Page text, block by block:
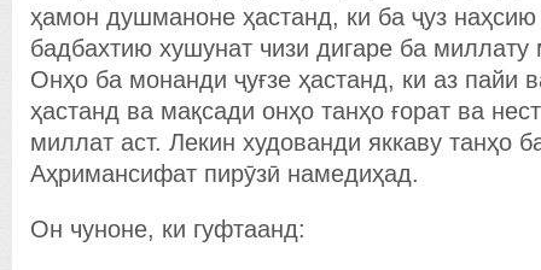
ҳамон душманоне ҳастанд, ки ба ҷуз
бадбахтию хушунат чизи дигаре ба
Онҳо ба монанди ҷуғзе ҳастанд, ки аз пайи
ҳастанд ва мақсади онҳо танҳо ғорат ва
миллат аст. Лекин худованди яккаву танҳо
Аҳримансифат пирӯзӣ намедиҳад.
Он чуноне, ки гуфтаанд: